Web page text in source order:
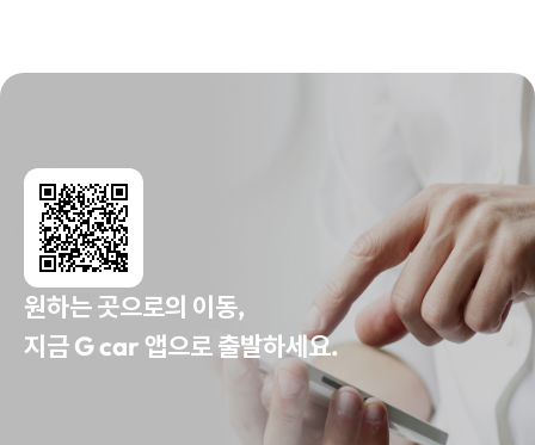
원하는 곳으로의 이동,
지금 G car 앱으로 출발하세요.